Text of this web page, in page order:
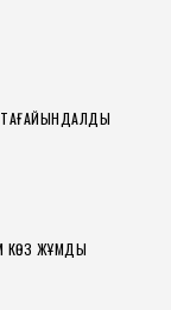
ТАҒАЙЫНДАЛДЫ
КӨЗ ЖҰМДЫ